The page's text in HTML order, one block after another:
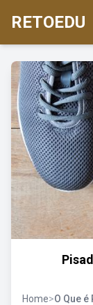
RETOEDU
Home>O Que